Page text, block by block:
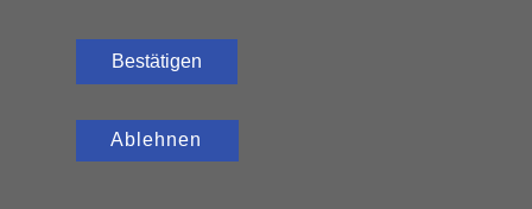
Bestätigen
Ablehnen